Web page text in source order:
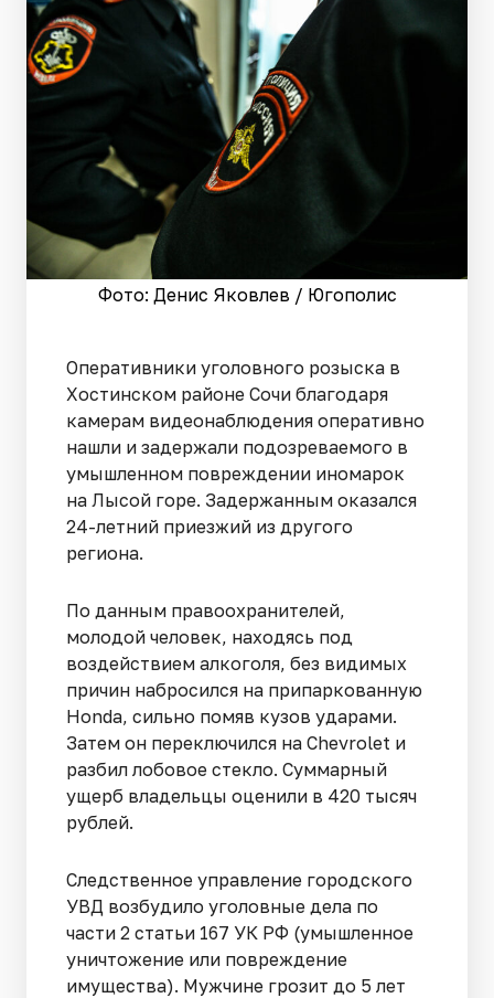
Фото: Денис Яковлев / Югополис
Оперативники уголовного розыска в
Хостинском районе Сочи благодаря
камерам видеонаблюдения оперативно
нашли и задержали подозреваемого в
умышленном повреждении иномарок
на Лысой горе. Задержанным оказался
24-летний приезжий из другого
региона.
По данным правоохранителей,
молодой человек, находясь под
воздействием алкоголя, без видимых
причин набросился на припаркованную
Honda, сильно помяв кузов ударами.
Затем он переключился на Chevrolet и
разбил лобовое стекло. Суммарный
ущерб владельцы оценили в 420 тысяч
рублей.
Следственное управление городского
УВД возбудило уголовные дела по
части 2 статьи 167 УК РФ (умышленное
уничтожение или повреждение
имущества). Мужчине грозит до 5 лет